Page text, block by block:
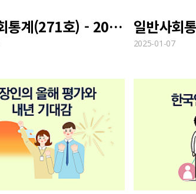
일반사회통계(271호) - 2025년 언론사 신년 정치여론조사 주요 결과
2025-01-07